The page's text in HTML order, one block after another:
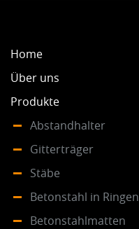
Home
Über uns
Produkte
Abstandhalter
Gitterträger
Stäbe
Betonstahl in Ringen
Betonstahlmatten